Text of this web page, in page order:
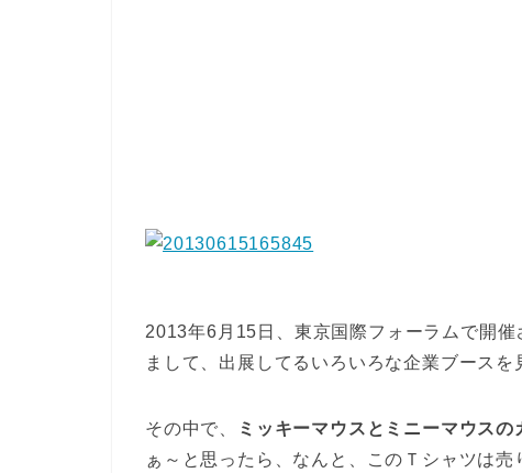
2013年6月15日、東京国際フォーラムで開
まして、出展してるいろいろな企業ブースを
その中で、 ミッキーマウスとミニーマウスの
ぁ～と思ったら、なんと、このＴシャツは売